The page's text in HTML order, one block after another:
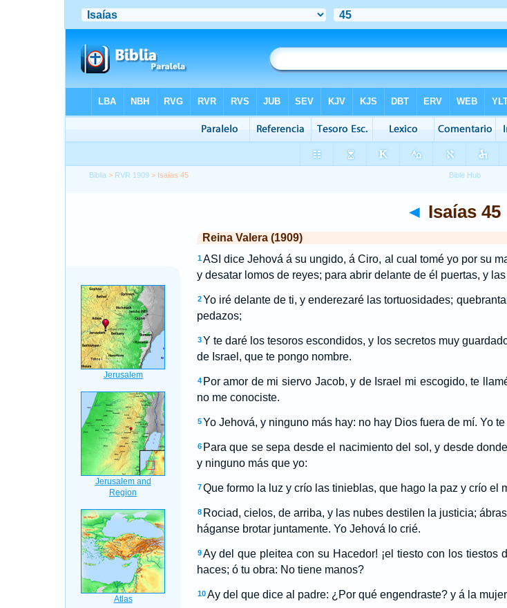
Biblia > RVR 1909 > Isaías 45
◄ Isaías 45
Reina Valera (1909)
1 ASI dice Jehová á su ungido, á Ciro, al cual tomé yo por su
y desatar lomos de reyes; para abrir delante de él puertas, y
2 Yo iré delante de ti, y enderezaré las tortuosidades;
pedazos;
3 Y te daré los tesoros escondidos, y los secretos muy
de Israel, que te pongo nombre.
4 Por amor de mi siervo Jacob, y de Israel mi escogido, te
no me conociste.
5 Yo Jehová, y ninguno más hay: no hay Dios fuera de mí. Yo
6 Para que se sepa desde el nacimiento del sol, y desde
y ninguno más que yo:
7 Que formo la luz y crío las tinieblas, que hago la paz y crío el
8 Rociad, cielos, de arriba, y las nubes destilen la justicia;
háganse brotar juntamente. Yo Jehová lo crié.
9 Ay del que pleitea con su Hacedor! ¡el tiesto con los
haces; ó tu obra: No tiene manos?
10 Ay del que dice al padre: ¿Por qué engendraste? y á la